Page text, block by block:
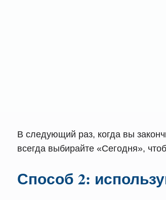
В следующий раз, когда вы
всегда выбирайте «Сегодня»,
Способ 2: